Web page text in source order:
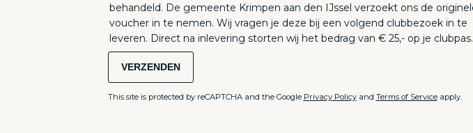
behandeld. De gemeente Krimpen aan den IJssel verzoekt ons de originele
voucher in te nemen. Wij vragen je deze bij een volgend clubbezoek in te
leveren. Direct na inlevering storten wij het bedrag van € 25,- op je clubpas.
VERZENDEN
This site is protected by reCAPTCHA and the Google Privacy Policyand Terms of Serviceapply.